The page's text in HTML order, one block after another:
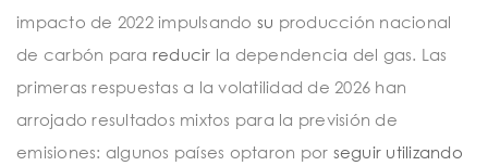
impacto de 2022 impulsando su producción nacional
de carbón para reducir la dependencia del gas. Las
primeras respuestas a la volatilidad de 2026 han
arrojado resultados mixtos para la previsión de
emisiones: algunos países optaron por seguir utilizando